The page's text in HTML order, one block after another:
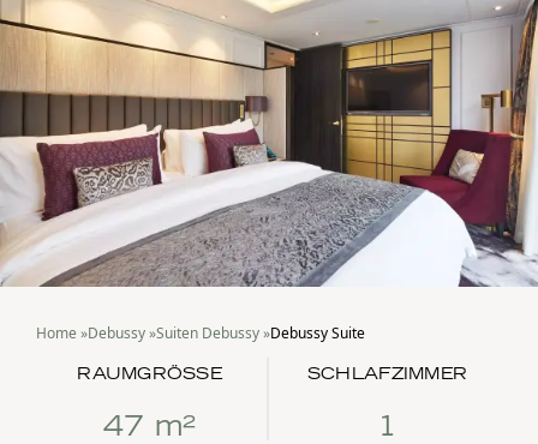
Home »Debussy»Suiten Debussy»Debussy Suite
RAUMGRÖSSE
47 m²
SCHLAFZIMMER
1